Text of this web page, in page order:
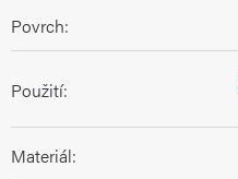
Povrch:
Použití:
Materiál: